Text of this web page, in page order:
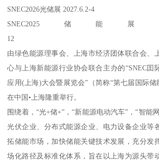
SNEC2026光储展 2027.6.2-4
SNEC2025储能展
12
由绿色能源理事会、上海市经济团体联合会、
心与上海新能源行业协会联合主办的“SNEC囯
应用(上海)大会暨展览会”（简称“第七届国际储
在中国•上海隆重举行。
围绕着，“光+储+”，“新能源电动汽车”，“智能
光伏企业、分布式能源企业、电力设备企业等
拓储能市场，加快储能关键技术发展，充分发
场化路径及标准化体系，旨在以上海为源头带